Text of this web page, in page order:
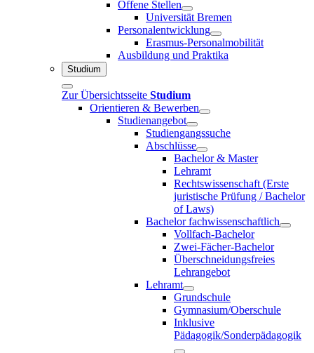
Offene Stellen
Universität Bremen
Personalentwicklung
Erasmus-Personalmobilität
Ausbildung und Praktika
Studium
Zur Übersichtsseite Studium
Orientieren & Bewerben
Studienangebot
Studiengangssuche
Abschlüsse
Bachelor & Master
Lehramt
Rechtswissenschaft (Erste
juristische Prüfung / Bachelor
of Laws)
Bachelor fachwissenschaftlich
Vollfach-Bachelor
Zwei-Fächer-Bachelor
Überschneidungsfreies
Lehrangebot
Lehramt
Grundschule
Gymnasium/Oberschule
Inklusive
Pädagogik/Sonderpädagogik